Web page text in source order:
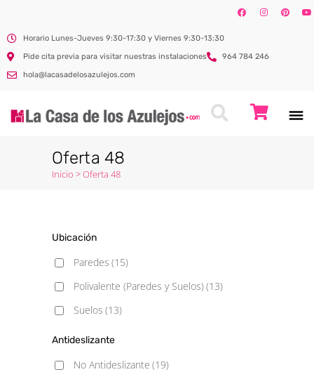
Horario Lunes-Jueves 9:30-17:30 y Viernes 9:30-13:30
Pide cita previa para visitar nuestras instalaciones
964 784 246
hola@lacasadelosazulejos.com
Oferta 48
Inicio >Oferta 48
Ubicación
Paredes (15)
Polivalente (Paredes y Suelos)(13)
Suelos (13)
Antideslizante
No Antideslizante (19)